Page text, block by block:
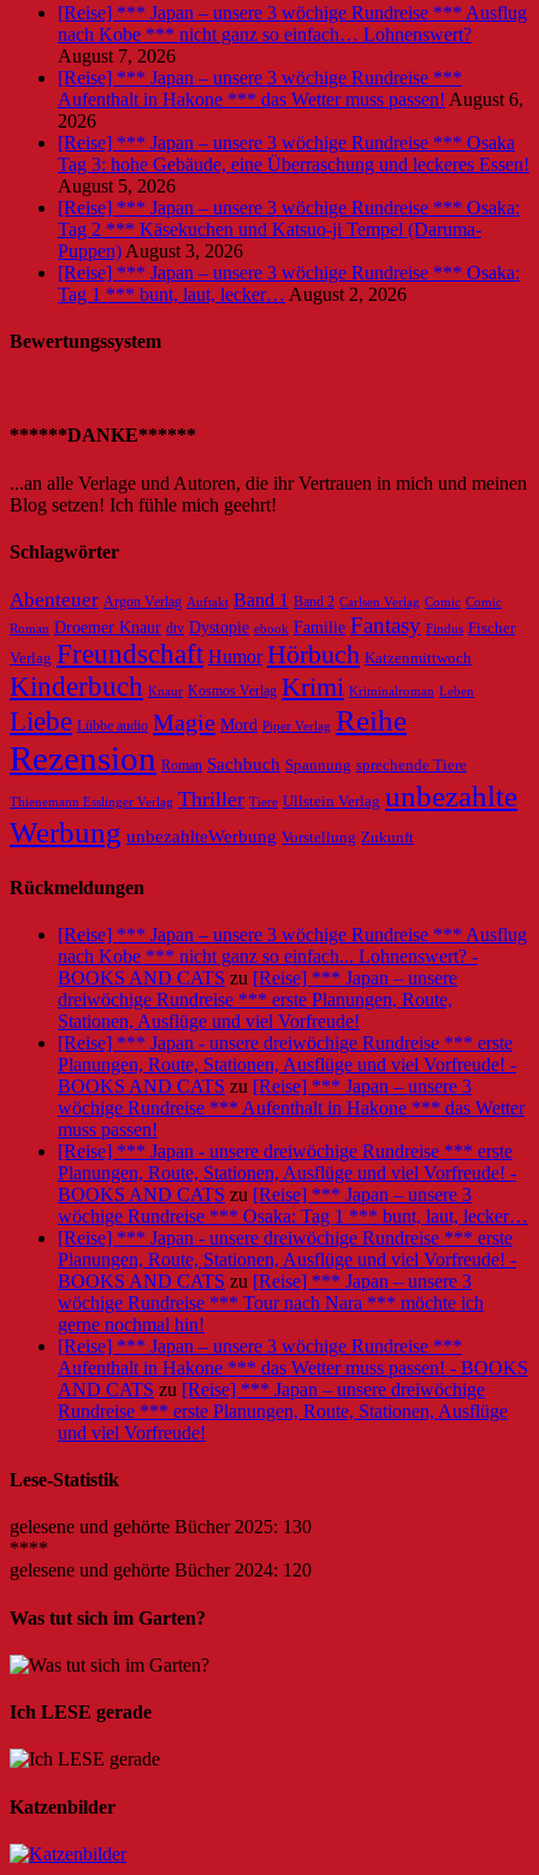
[Reise] *** Japan – unsere 3 wöchige Rundreise *** Ausflug
nach Kobe *** nicht ganz so einfach… Lohnenswert?
August 7, 2026
[Reise] *** Japan – unsere 3 wöchige Rundreise ***
Aufenthalt in Hakone *** das Wetter muss passen! August 6,
2026
[Reise] *** Japan – unsere 3 wöchige Rundreise *** Osaka
Tag 3: hohe Gebäude, eine Überraschung und leckeres Essen!
August 5, 2026
[Reise] *** Japan – unsere 3 wöchige Rundreise *** Osaka:
Tag 2 *** Käsekuchen und Katsuo-ji Tempel (Daruma-
Puppen) August 3, 2026
[Reise] *** Japan – unsere 3 wöchige Rundreise *** Osaka:
Tag 1 *** bunt, laut, lecker… August 2, 2026
Bewertungssystem
******DANKE******
...an alle Verlage und Autoren, die ihr Vertrauen in mich und meinen
Blog setzen! Ich fühle mich geehrt!
Schlagwörter
Abenteuer Argon Verlag Auftakt Band 1 Band 2 Carlsen Verlag Comic Comic
Roman Droemer Knaur dtv Dystopie ebook Familie Fantasy Findus Fischer
Verlag Freundschaft Humor Hörbuch Katzenmittwoch
Kinderbuch Knaur Kosmos Verlag Krimi Kriminalroman Leben
Liebe Lübbe audio Magie Mord Piper Verlag Reihe
Rezension Roman Sachbuch Spannung sprechende Tiere
Thienemann Esslinger Verlag Thriller Tiere Ullstein Verlag unbezahlte
Werbung unbezahlteWerbung Vorstellung Zukunft
Rückmeldungen
[Reise] *** Japan – unsere 3 wöchige Rundreise *** Ausflug
nach Kobe *** nicht ganz so einfach... Lohnenswert? -
BOOKS AND CATS zu [Reise] *** Japan – unsere
dreiwöchige Rundreise *** erste Planungen, Route,
Stationen, Ausflüge und viel Vorfreude!
[Reise] *** Japan - unsere dreiwöchige Rundreise *** erste
Planungen, Route, Stationen, Ausflüge und viel Vorfreude! -
BOOKS AND CATS zu [Reise] *** Japan – unsere 3
wöchige Rundreise *** Aufenthalt in Hakone *** das Wetter
muss passen!
[Reise] *** Japan - unsere dreiwöchige Rundreise *** erste
Planungen, Route, Stationen, Ausflüge und viel Vorfreude! -
BOOKS AND CATS zu [Reise] *** Japan – unsere 3
wöchige Rundreise *** Osaka: Tag 1 *** bunt, laut, lecker…
[Reise] *** Japan - unsere dreiwöchige Rundreise *** erste
Planungen, Route, Stationen, Ausflüge und viel Vorfreude! -
BOOKS AND CATS zu [Reise] *** Japan – unsere 3
wöchige Rundreise *** Tour nach Nara *** möchte ich
gerne nochmal hin!
[Reise] *** Japan – unsere 3 wöchige Rundreise ***
Aufenthalt in Hakone *** das Wetter muss passen! - BOOKS
AND CATS zu [Reise] *** Japan – unsere dreiwöchige
Rundreise *** erste Planungen, Route, Stationen, Ausflüge
und viel Vorfreude!
Lese-Statistik
gelesene und gehörte Bücher 2025: 130
****
gelesene und gehörte Bücher 2024: 120
Was tut sich im Garten?
Ich LESE gerade
Katzenbilder